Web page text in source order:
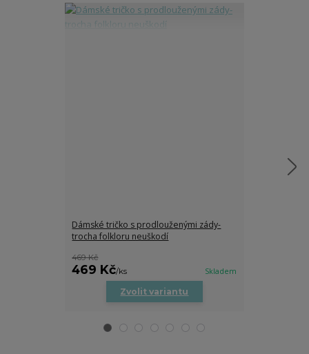
Dámské tričko s prodlouženými zády-
trocha folkloru neuškodí
469 Kč
469 Kč/ks Skladem
Zvolit variantu